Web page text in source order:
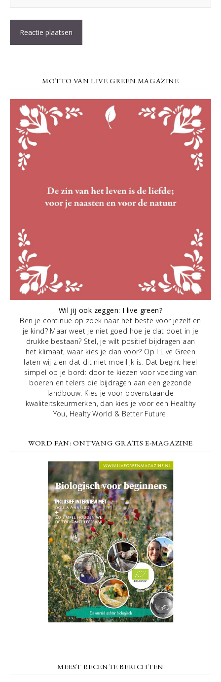
MOTTO VAN LIVE GREEN MAGAZINE
Wil jij ook zeggen: I live green?
Ben je continue op zoek naar het beste voor jezelf en
je kind? Maar weet je niet goed hoe je dat doet in je
drukke bestaan? Stel, je wilt positief bijdragen aan
het klimaat, waar kies je dan voor? Op I Live Green
laten wij zien dat dit niet moeilijk is. Dat begint heel
simpel op je bord: door te kiezen voor voeding van
boeren en telers die bijdragen aan een gezonde
landbouw. Kies je voor bovenstaande
kwaliteitskeurmerken, dan kies je voor een Healthy
You, Healty World & Better Future!
WORD FAN: ONTVANG GRATIS E-MAGAZINE
MEEST RECENTE BERICHTEN